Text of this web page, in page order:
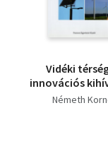
Vidéki
innovációs
Megújuló
Németh